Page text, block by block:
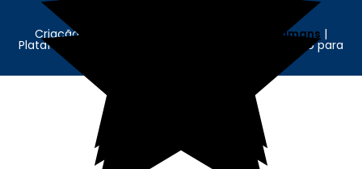
Criação e Desenvolvimento Agência New Humans |
Plataforma - Tecnologia e Comunicação para